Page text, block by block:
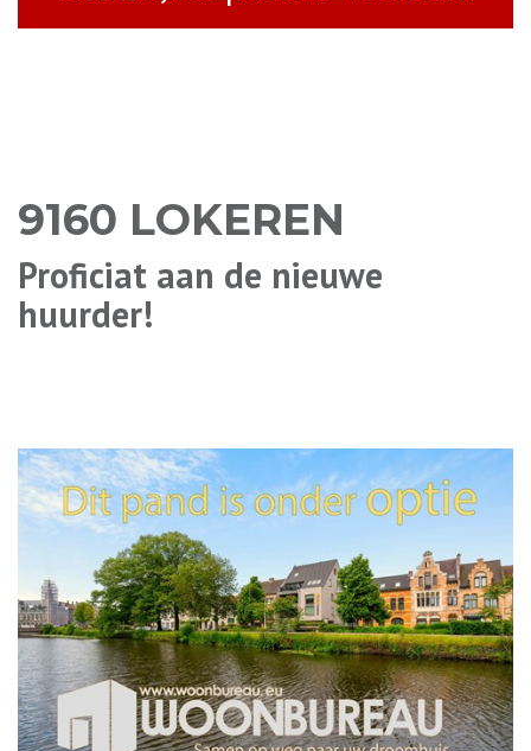
9160 LOKEREN
Proficiat aan de nieuwe
huurder!